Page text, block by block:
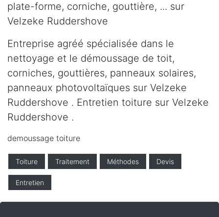
plate-forme, corniche, gouttière, ... sur
Velzeke Ruddershove
Entreprise agréé spécialisée dans le
nettoyage et le démoussage de toit,
corniches, gouttières, panneaux solaires,
panneaux photovoltaïques sur Velzeke
Ruddershove . Entretien toiture sur Velzeke
Ruddershove .
demoussage toiture
Toiture Traitement Méthodes Devis
Entretien